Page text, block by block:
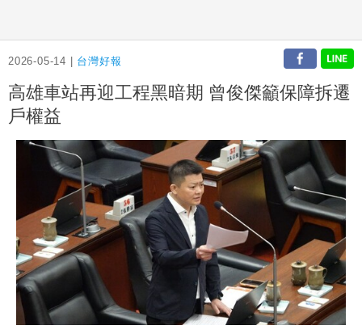
2026-05-14 | 台灣好報
高雄車站再迎工程黑暗期 曾俊傑籲保障拆遷
戶權益